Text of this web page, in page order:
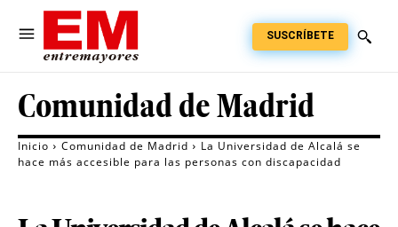
SUSCRÍBETE
Comunidad de Madrid
Inicio Comunidad de Madrid
La Universidad de Alcalá se
hace más accesible para las personas con discapacidad